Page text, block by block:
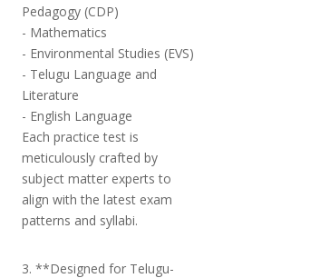
Pedagogy (CDP)
- Mathematics
- Environmental Studies (EVS)
- Telugu Language and
Literature
- English Language
Each practice test is
meticulously crafted by
subject matter experts to
align with the latest exam
patterns and syllabi.
3. **Designed for Telugu-